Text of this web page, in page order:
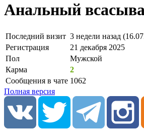
Анальный
Последний визит 3 недели назад
Регистрация
21 декабря 2025
Пол
Мужской
Карма
2
Сообщения в чате 1062
Полная версия